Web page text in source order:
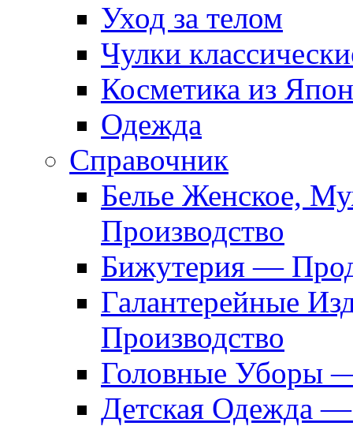
Уход за телом
Чулки
Косметика из
Одежда
Справочник
Белье Женское,
Производство
Бижутерия —
Галантерейные
Производство
Головные Уборы
Детская Одежда